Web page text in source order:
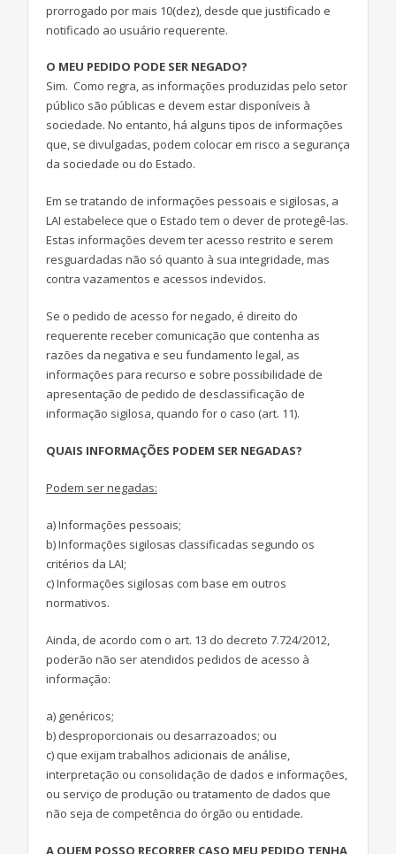
prorrogado por mais 10(dez), desde que justificado e
notificado ao usuário requerente.
O MEU PEDIDO PODE SER NEGADO?
Sim. Como regra, as informações produzidas pelo setor
público são públicas e devem estar disponíveis à
sociedade. No entanto, há alguns tipos de informações
que, se divulgadas, podem colocar em risco a segurança
da sociedade ou do Estado.
Em se tratando de informações pessoais e sigilosas, a
LAI estabelece que o Estado tem o dever de protegê-las.
Estas informações devem ter acesso restrito e serem
resguardadas não só quanto à sua integridade, mas
contra vazamentos e acessos indevidos.
Se o pedido de acesso for negado, é direito do
requerente receber comunicação que contenha as
razões da negativa e seu fundamento legal, as
informações para recurso e sobre possibilidade de
apresentação de pedido de desclassificação de
informação sigilosa, quando for o caso (art. 11).
QUAIS INFORMAÇÕES PODEM SER NEGADAS?
Podem ser negadas:
a) Informações pessoais;
b) Informações sigilosas classificadas segundo os
critérios da LAI;
c) Informações sigilosas com base em outros
normativos.
Ainda, de acordo com o art. 13 do decreto 7.724/2012,
poderão não ser atendidos pedidos de acesso à
informação:
a) genéricos;
b) desproporcionais ou desarrazoados; ou
c) que exijam trabalhos adicionais de análise,
interpretação ou consolidação de dados e informações,
ou serviço de produção ou tratamento de dados que
não seja de competência do órgão ou entidade.
A QUEM POSSO RECORRER CASO MEU PEDIDO TENHA